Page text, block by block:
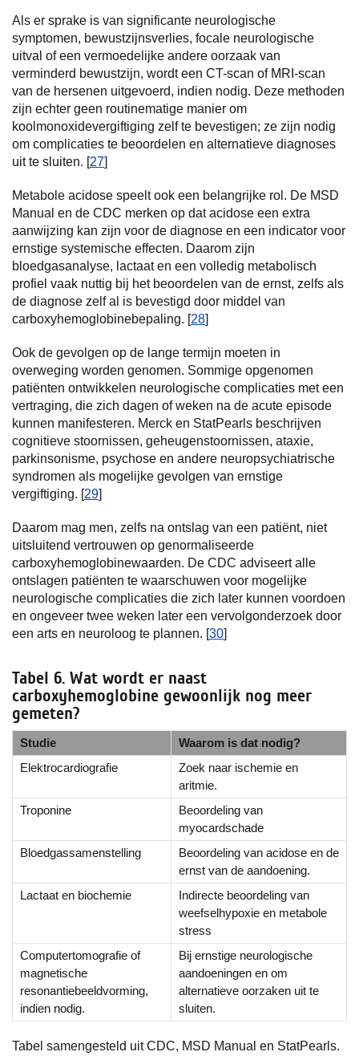
Als er sprake is van significante neurologische
symptomen, bewustzijnsverlies, focale neurologische
uitval of een vermoedelijke andere oorzaak van
verminderd bewustzijn, wordt een CT-scan of MRI-scan
van de hersenen uitgevoerd, indien nodig. Deze methoden
zijn echter geen routinematige manier om
koolmonoxidevergiftiging zelf te bevestigen; ze zijn nodig
om complicaties te beoordelen en alternatieve diagnoses
uit te sluiten. [27]
Metabole acidose speelt ook een belangrijke rol. De MSD
Manual en de CDC merken op dat acidose een extra
aanwijzing kan zijn voor de diagnose en een indicator voor
ernstige systemische effecten. Daarom zijn
bloedgasanalyse, lactaat en een volledig metabolisch
profiel vaak nuttig bij het beoordelen van de ernst, zelfs als
de diagnose zelf al is bevestigd door middel van
carboxyhemoglobinebepaling. [28]
Ook de gevolgen op de lange termijn moeten in
overweging worden genomen. Sommige opgenomen
patiënten ontwikkelen neurologische complicaties met een
vertraging, die zich dagen of weken na de acute episode
kunnen manifesteren. Merck en StatPearls beschrijven
cognitieve stoornissen, geheugenstoornissen, ataxie,
parkinsonisme, psychose en andere neuropsychiatrische
syndromen als mogelijke gevolgen van ernstige
vergiftiging. [29]
Daarom mag men, zelfs na ontslag van een patiënt, niet
uitsluitend vertrouwen op genormaliseerde
carboxyhemoglobinewaarden. De CDC adviseert alle
ontslagen patiënten te waarschuwen voor mogelijke
neurologische complicaties die zich later kunnen voordoen
en ongeveer twee weken later een vervolgonderzoek door
een arts en neuroloog te plannen. [30]
Tabel 6. Wat wordt er naast
carboxyhemoglobine gewoonlijk nog meer
gemeten?
Studie
Waarom is dat nodig?
Elektrocardiografie
Zoek naar ischemie en
aritmie.
Troponine
Beoordeling van
myocardschade
Bloedgassamenstelling
Beoordeling van acidose en de
ernst van de aandoening.
Lactaat en biochemie
Indirecte beoordeling van
weefselhypoxie en metabole
stress
Computertomografie of
magnetische
resonantiebeeldvorming,
indien nodig.
Bij ernstige neurologische
aandoeningen en om
alternatieve oorzaken uit te
sluiten.
Tabel samengesteld uit CDC, MSD Manual en StatPearls.